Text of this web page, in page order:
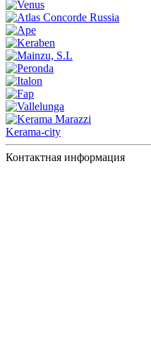
Kerama-city
Контактная информация